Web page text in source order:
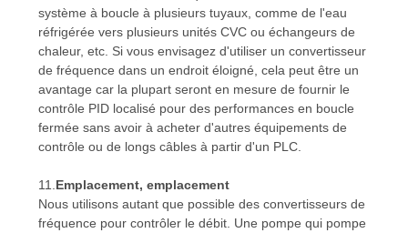
système à boucle à plusieurs tuyaux, comme de l'eau
réfrigérée vers plusieurs unités CVC ou échangeurs de
chaleur, etc. Si vous envisagez d'utiliser un convertisseur
de fréquence dans un endroit éloigné, cela peut être un
avantage car la plupart seront en mesure de fournir le
contrôle PID localisé pour des performances en boucle
fermée sans avoir à acheter d'autres équipements de
contrôle ou de longs câbles à partir d'un PLC.
11. Emplacement, emplacement
Nous utilisons autant que possible des convertisseurs de
fréquence pour contrôler le débit. Une pompe qui pompe